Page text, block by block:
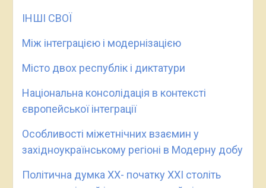
ІНШІ СВОЇ
Між інтеграцією і модернізацією
Місто двох республік і диктатури
Національна консолідація в контексті
європейської інтеграції
Особливості міжетнічних взаємин у
західноукраїнському регіоні в Модерну добу
Політична думка ХХ- початку ХХІ століть